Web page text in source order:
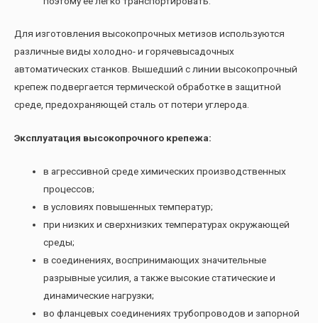
Для изготовления высокопрочных метизов используются
различные виды холодно- и горячевысадочных
автоматических станков. Вышедший с линии высокопрочный
крепеж подвергается термической обработке в защитной
среде, предохраняющей сталь от потери углерода.
Эксплуатация высокопрочного крепежа:
в агрессивной среде химических производственных
процессов;
в условиях повышенных температур;
при низких и сверхнизких температурах окружающей
среды;
в соединениях, воспринимающих значительные
разрывные усилия, а также высокие статические и
динамические нагрузки;
во фланцевых соединениях трубопроводов и запорной